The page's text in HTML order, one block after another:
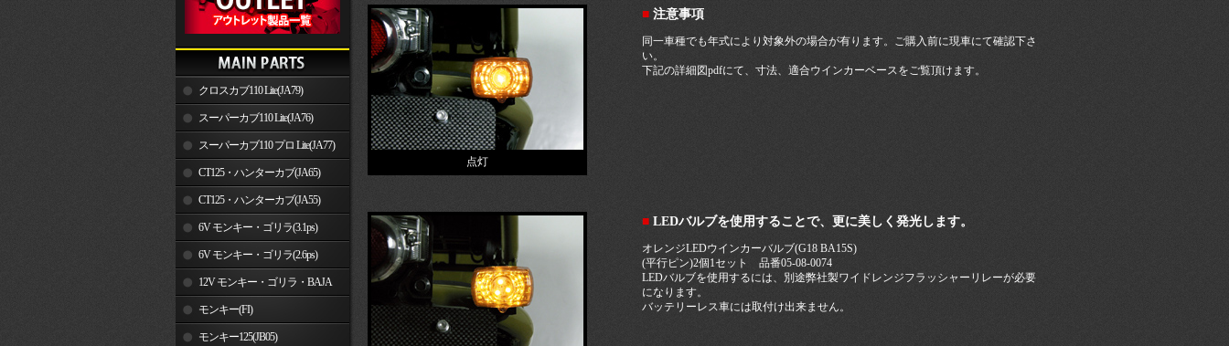
クロスカブ110 Lite(JA79)
スーパーカブ110 Lite(JA76)
スーパーカブ110 プロ Lite(JA77)
CT125・ハンターカブ(JA65)
CT125・ハンターカブ(JA55)
6V モンキー・ゴリラ(3.1ps)
6V モンキー・ゴリラ(2.6ps)
12V モンキー・ゴリラ・BAJA
モンキー(FI)
モンキー125(JB05)
点灯
■ 注意事項
同一車種でも年式により対象外の場合が有ります。ご購入前に現車にて確認下さ
い。
下記の詳細図pdfにて、寸法、適合ウインカーベースをご覧頂けます。
■ LEDバルブを使用することで、更に美しく発光します。
オレンジLEDウインカーバルブ(G18 BA15S)
(平行ピン)2個1セット 品番05-08-0074
LEDバルブを使用するには、別途弊社製ワイドレンジフラッシャーリレーが必要
になります。
バッテリーレス車には取付け出来ません。